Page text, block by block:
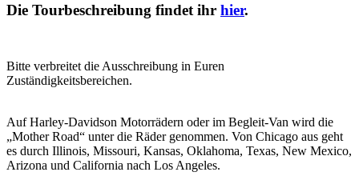
Die Tourbeschreibung findet ihr hier.
Bitte verbreitet die Ausschreibung in Euren
Zuständigkeitsbereichen.
Auf Harley-Davidson Motorrädern oder im Begleit-Van wird die
„Mother Road“ unter die Räder genommen. Von Chicago aus geht
es durch Illinois, Missouri, Kansas, Oklahoma, Texas, New Mexico,
Arizona und California nach Los Angeles.